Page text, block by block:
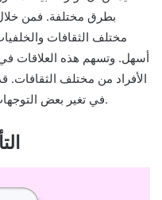
بطرق مختلفة. فمن
مختلف الثقافات
أسهل. وتسهم هذه العلاقات
الأفراد من مختلف الثقافات.
في تغير بعض التوجهات الثقافية المرتبطة بالزواج والعلاقات.